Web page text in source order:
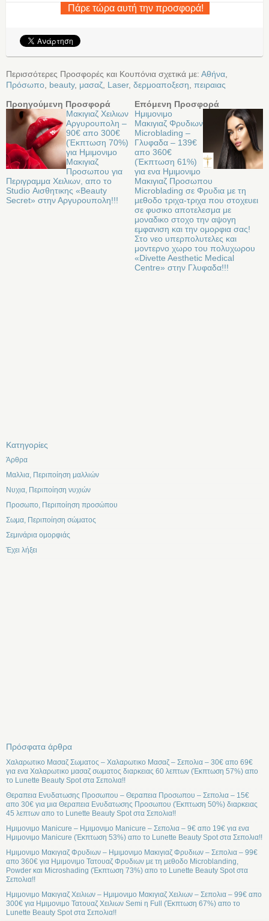
Πάρε τώρα αυτή την προσφορά!
Περισσότερες Προσφορές και Κουπόνια σχετικά με: Αθήνα
Πρόσωπο beauty, μασαζ Laser, δερμοαποξεση πειραιας
Προηγούμενη Προσφορά
Μακιγιαζ Χειλιων
Αργυρουπολη –
90€ απο 300€
(Έκπτωση 70%)
για Ημιμονιμο
Μακιγιαζ
Προσωπου για
Περιγραμμα Χειλιων, απο το
Studio Αισθητικης «Beauty
Secret» στην Αργυρουπολη!!!
Επόμενη Προσφορά
Ημιμονιμο
Μακιγιαζ Φρυδιων
Microblading –
Γλυφαδα – 139€
απο 360€
(Έκπτωση 61%)
για ενα Ημιμονιμο
Μακιγιαζ Προσωπου
Microblading σε Φρυδια με τη
μεθοδο τριχα-τριχα που στοχευει
σε φυσικο αποτελεσμα με
μοναδικο στοχο την αψογη
εμφανιση και την ομορφια σας!
Στο νεο υπερπολυτελες και
μοντερνο χωρο του πολυχωρου
«Divette Aesthetic Medical
Centre» στην Γλυφαδα!!!
Kατηγορίες
Άρθρα
Μαλλια, Περιποίηση μαλλιών
Νυχια, Περιποίηση νυχιών
Προσωπο, Περιποίηση προσώπου
Σωμα, Περιποίηση σώματος
Σεμινάρια ομορφιάς
Έχει λήξει
Πρόσφατα άρθρα
Χαλαρωτικο Μασαζ Σωματος – Χαλαρωτικο Μασαζ – Σεπολια – 30€ απο 69€
για ενα Χαλαρωτικο μασαζ σωματος διαρκειας 60 λεπτων (Έκπτωση 57%) απο
το Lunette Beauty Spot στα Σεπολια!!
Θεραπεια Ενυδατωσης Προσωπου – Θεραπεια Προσωπου – Σεπολια – 15€
απο 30€ για μια Θεραπεια Ενυδατωσης Προσωπου (Έκπτωση 50%) διαρκειας
45 λεπτων απο το Lunette Beauty Spot στα Σεπολια!!
Ημιμονιμο Manicure – Ημιμονιμο Manicure – Σεπολια – 9€ απο 19€ για ενα
Ημιμονιμο Manicure (Έκπτωση 53%) απο το Lunette Beauty Spot στα Σεπολια!!
Ημιμονιμο Μακιγιαζ Φρυδιων – Ημιμονιμο Μακιγιαζ Φρυδιων – Σεπολια – 99€
απο 360€ για Ημιμονιμο Τατουαζ Φρυδιων με τη μεθοδο Microblanding,
Powder και Microshading (Έκπτωση 73%) απο το Lunette Beauty Spot στα
Σεπολια!!
Ημιμονιμο Μακιγιαζ Χειλιων – Ημιμονιμο Μακιγιαζ Χειλιων – Σεπολια – 99€ απο
300€ για Ημιμονιμο Τατουαζ Χειλιων Semi η Full (Έκπτωση 67%) απο το
Lunette Beauty Spot στα Σεπολια!!